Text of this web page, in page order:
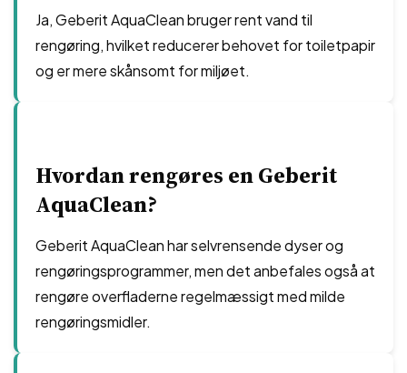
Ja, Geberit AquaClean bruger rent vand til
rengøring, hvilket reducerer behovet for toiletpapir
og er mere skånsomt for miljøet.
Hvordan rengøres en Geberit
AquaClean?
Geberit AquaClean har selvrensende dyser og
rengøringsprogrammer, men det anbefales også at
rengøre overfladerne regelmæssigt med milde
rengøringsmidler.